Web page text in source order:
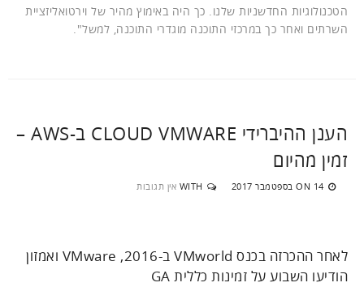
הטכנולוגיות החדשניות שלנו. כך היה באימוץ מהיר של וירטואליזציית
השרתים ואחר כך במרכזי התוכנה מוגדרי התוכנה, למשל".
הענן ההיברידי CLOUD VMWARE ב-AWS –
זמין מהיום
ON 14 בספטמבר 2017 WITH אין תגובות
לאחר ההכרזה בכנס VMworld ב-2016, VMware ואמזון
הודיעו השבוע על זמינות כללית GA